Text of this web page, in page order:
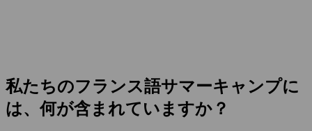
私たちのフランス語サマーキャンプに
は、何が含まれていますか？